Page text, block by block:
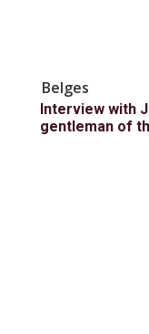
Belges
Interview with
gentleman of